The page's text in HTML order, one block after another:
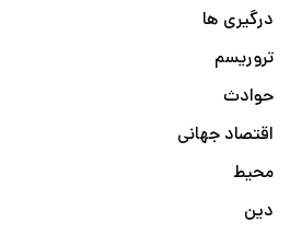
درگیری ها
تروریسم
حوادث
اقتصاد جهانی
محیط
دین